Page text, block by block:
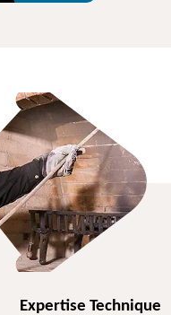
Expertise Technique